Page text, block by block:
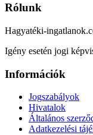
Rólunk
Hagyatéki-
Igény esetén jogi
Információk
Jogszabályok
Hivatalok
Általános
Adatkezelési